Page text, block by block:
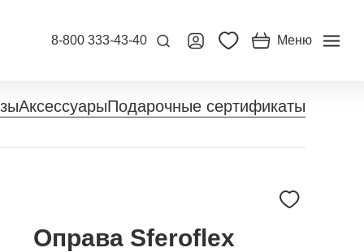
8-800 333-43-40 Меню
АксессуарыПодарочные сертификаты
Оправа Sferoflex